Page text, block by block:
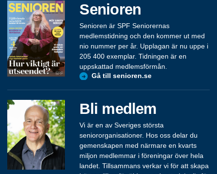
Senioren
Senioren är SPF Seniorernas
medlemstidning och den kommer ut med
nio nummer per år. Upplagan är nu uppe i
205 400 exemplar. Tidningen är en
uppskattad medlemsförmån.
Gå till senioren.se
Bli medlem
Vi är en av Sveriges största
seniororganisationer. Hos oss delar du
gemenskapen med närmare en kvarts
miljon medlemmar i föreningar över hela
landet. Tillsammans verkar vi för att skapa